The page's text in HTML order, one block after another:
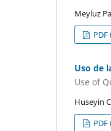
Meyluz
Uso de
Use of
Huseyin